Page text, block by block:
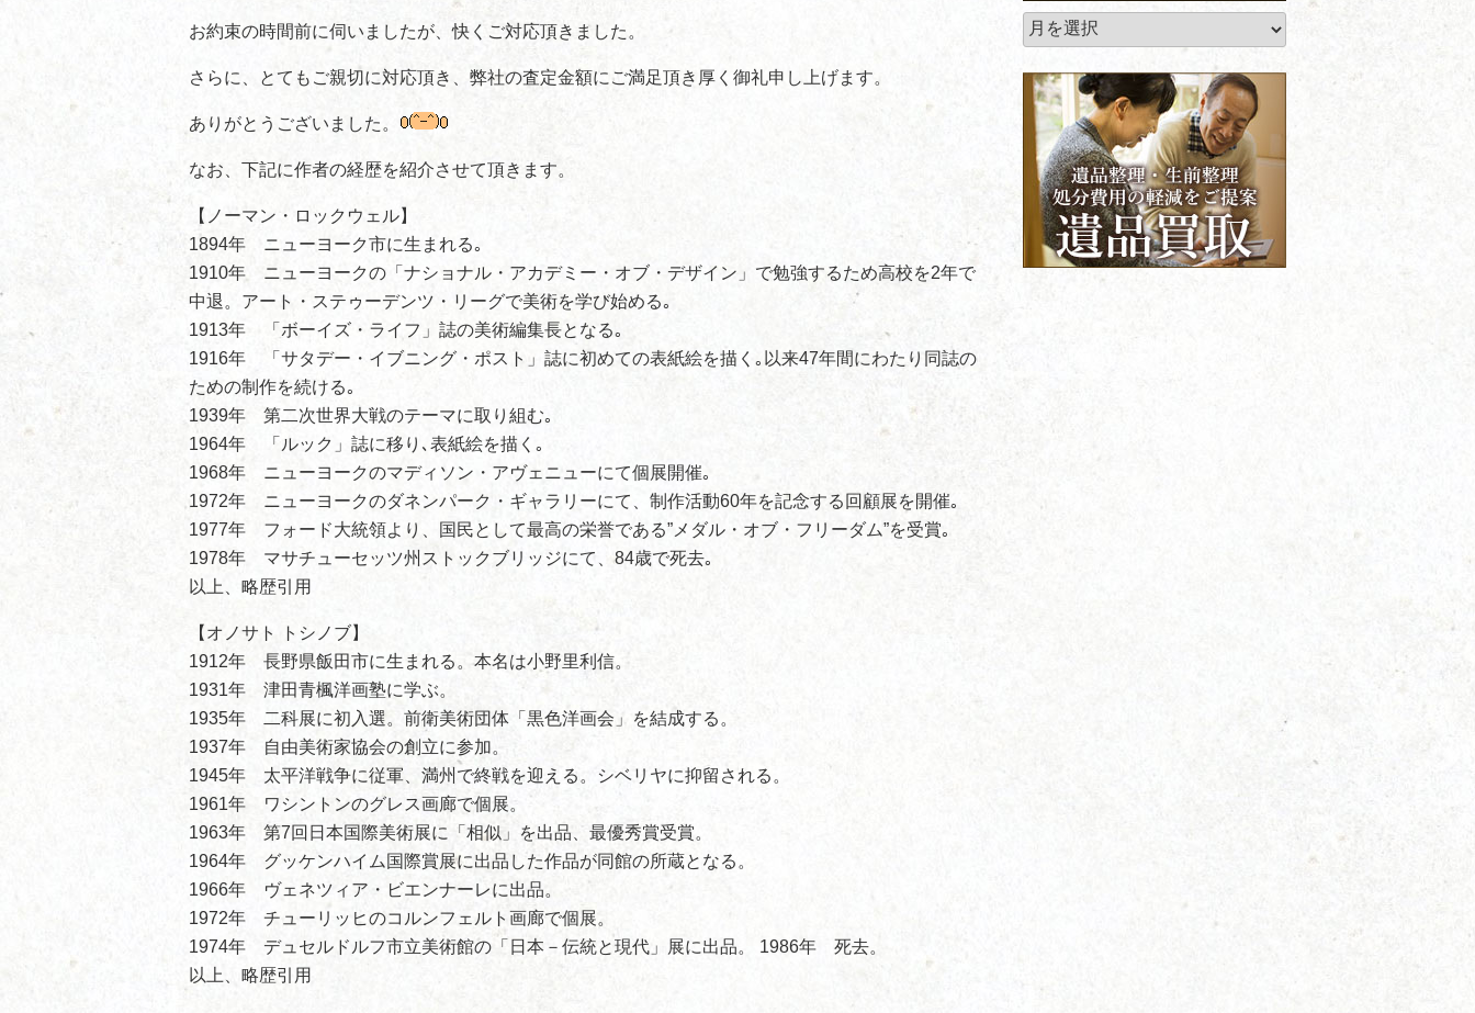
お約束の時間前に伺いましたが、快くご対応頂きました。
さらに、とてもご親切に対応頂き、弊社の査定金額にご満足頂き厚く御礼申し上げます。
ありがとうございました。
なお、下記に作者の経歴を紹介させて頂きます。
【ノーマン・ロックウェル】
1894年 ニューヨーク市に生まれる｡
1910年 ニューヨークの「ナショナル・アカデミー・オブ・デザイン」で勉強するため高校を2年で
中退。アート・ステゥーデンツ・リーグで美術を学び始める｡
1913年 「ボーイズ・ライフ」誌の美術編集長となる｡
1916年 「サタデー・イブニング・ポスト」誌に初めての表紙絵を描く｡以来47年間にわたり同誌の
ための制作を続ける｡
1939年 第二次世界大戦のテーマに取り組む｡
1964年 「ルック」誌に移り､表紙絵を描く｡
1968年 ニューヨークのマディソン・アヴェニューにて個展開催｡
1972年 ニューヨークのダネンパーク・ギャラリーにて、制作活動60年を記念する回顧展を開催｡
1977年 フォード大統領より、国民として最高の栄誉である”メダル・オブ・フリーダム”を受賞｡
1978年 マサチューセッツ州ストックブリッジにて、84歳で死去｡
以上、略歴引用
【オノサト トシノブ】
1912年 長野県飯田市に生まれる。本名は小野里利信。
1931年 津田青楓洋画塾に学ぶ。
1935年 二科展に初入選。前衛美術団体「黒色洋画会」を結成する。
1937年 自由美術家協会の創立に参加。
1945年 太平洋戦争に従軍、満州で終戦を迎える。シベリヤに抑留される。
1961年 ワシントンのグレス画廊で個展。
1963年 第7回日本国際美術展に「相似」を出品、最優秀賞受賞。
1964年 グッケンハイム国際賞展に出品した作品が同館の所蔵となる。
1966年 ヴェネツィア・ビエンナーレに出品。
1972年 チューリッヒのコルンフェルト画廊で個展。
1974年 デュセルドルフ市立美術館の「日本－伝統と現代」展に出品。 1986年 死去。
以上、略歴引用
ア
ー
カ
イ
ブ